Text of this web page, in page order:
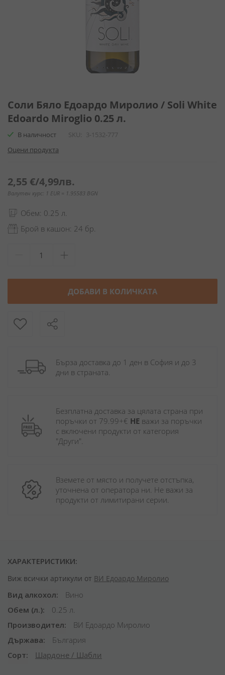
към
началото
на
галерия
снимки
Соли Бяло Едоардо Миролио / Soli White
Edoardo Miroglio 0.25 л.
В наличност SKU
3-1532-777
Оцени продукта
2,55 €/4,99лв.
Валутен курс: 1 EUR = 1.95583 BGN
Обем: 0.25 л.
Брой в кашон: 24 бр.
ДОБАВИ В КОЛИЧКАТА
Бърза доставка до 1 ден в София и до 3
дни в страната.
Безплатна доставка за цялата страна при
поръчки от 79.99+€ НЕ важи за поръчки
с включени продукти от категория
"Други".
Вземете от място и получете отстъпка,
уточнена от оператора ни. Не важи за
продукти от лимитирани серии.
ХАРАКТЕРИСТИКИ:
Виж всички артикули от ВИ Едоардо Миролио
Вид алкохол
Вино
Обем (л.)
0.25 л.
Производител
ВИ Едоардо Миролио
Държава
България
Сорт
Шардоне / Шабли